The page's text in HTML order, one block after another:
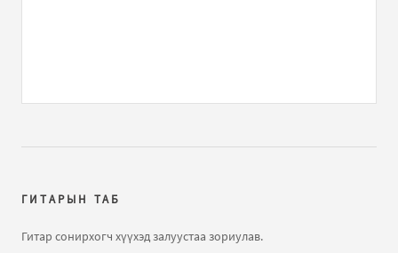
ГИТАРЫН ТАБ
Гитар сонирхогч хүүхэд залуустаа зориулав.